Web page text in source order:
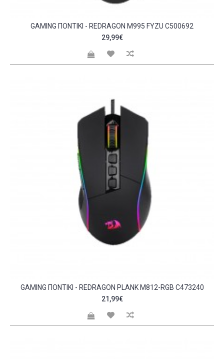
GAMING ΠΟΝΤΊΚΙ - REDRAGON M995 FYZU C500692
29,99€
GAMING ΠΟΝΤΊΚΙ - REDRAGON PLANK M812-RGB C473240
21,99€